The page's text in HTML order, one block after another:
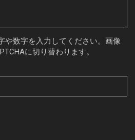
や数字を入力してください。画像
に切り替わります。